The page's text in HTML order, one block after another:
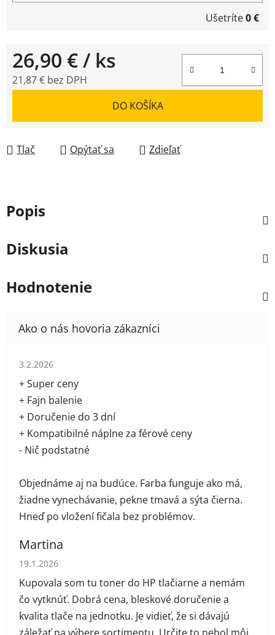
Ušetríte0 €
26,90 €/ ks
21,87 € bez DPH
DO KOŠÍKA
Tlač Opýtať sa Zdieľať
Popis
Diskusia
Hodnotenie
Hodnotenie obchodu je 5 z 5 hviezdičiek.
3.2.2026
+ Super ceny
+ Fajn balenie
+ Doručenie do 3 dní
+ Kompatibilné náplne za férové ceny
- Nič podstatné
Objednáme aj na budúce. Farba funguje ako má,
žiadne vynechávanie, pekne tmavá a sýta čierna.
Hneď po vložení fičala bez problémov.
Martina
Hodnotenie obchodu je 5 z 5 hviezdičiek.
19.1.2026
Kupovala som tu toner do HP tlačiarne a nemám
čo vytknúť. Dobrá cena, bleskové doručenie a
kvalita tlače na jednotku. Je vidieť, že si dávajú